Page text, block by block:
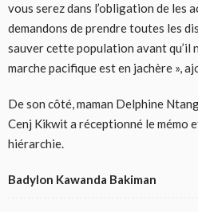
vous serez dans l’obligation de les
demandons de prendre toutes les
sauver cette population avant qu’il
marche pacifique est en jachère »,
De son côté, maman Delphine
Cenj Kikwit a réceptionné le mémo
hiérarchie.
Badylon Kawanda Bakiman